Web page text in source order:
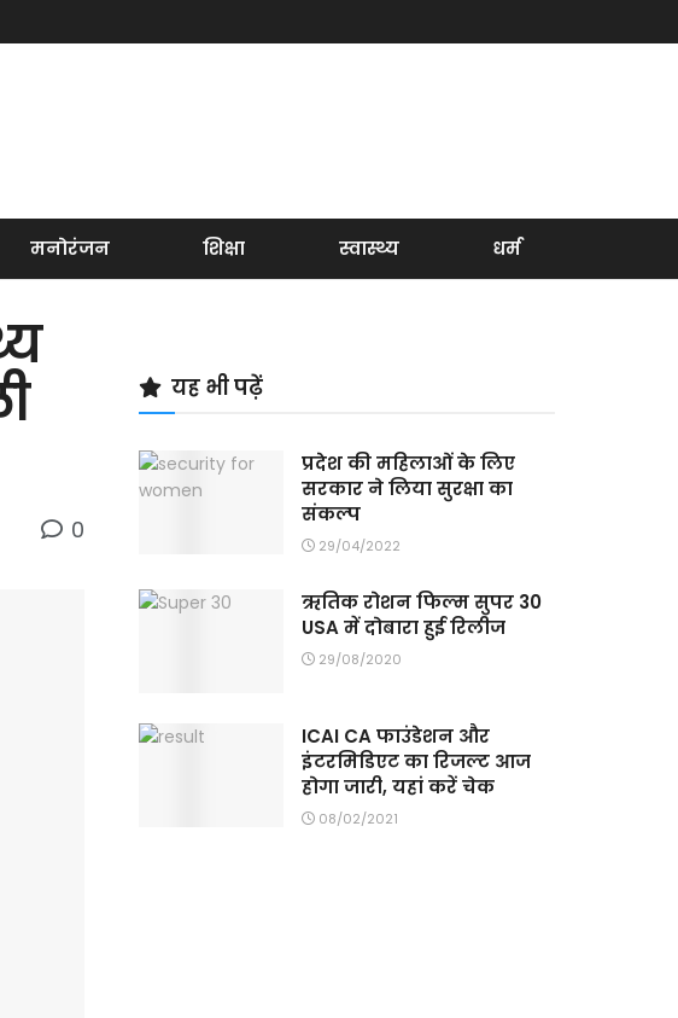
मनोरंजन शिक्षा स्वास्थ्य धर्म
0
यह भी पढ़ें
प्रदेश की महिलाओं के लिए
सरकार ने लिया सुरक्षा का
संकल्‍प
29/04/2022
ऋतिक रोशन फिल्म सुपर 30
USA में दोबारा हुई रिलीज
29/08/2020
ICAI CA फाउंडेशन और
इंटरमिडिएट का रिजल्ट आज
होगा जारी, यहां करें चेक
08/02/2021